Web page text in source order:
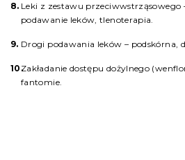
Leki z zestawu przeciwwstrząsowego
podawanie leków, tlenoterapia.
Drogi podawania leków – podskórna,
Zakładanie dostępu dożylnego
fantomie.